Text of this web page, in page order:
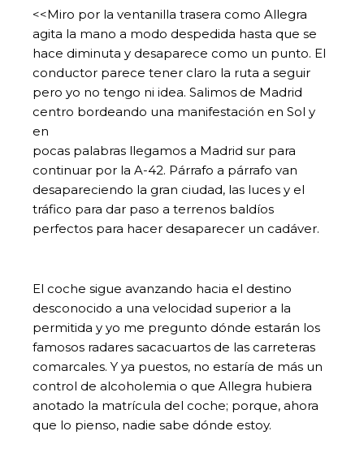
<<Miro por la ventanilla trasera como Allegra
agita la mano a modo despedida hasta que se
hace diminuta y desaparece como un punto. El
conductor parece tener claro la ruta a seguir
pero yo no tengo ni idea. Salimos de Madrid
centro bordeando una manifestación en Sol y
en
pocas palabras llegamos a Madrid sur para
continuar por la A-42. Párrafo a párrafo van
desapareciendo la gran ciudad, las luces y el
tráfico para dar paso a terrenos baldíos
perfectos para hacer desaparecer un cadáver.
El coche sigue avanzando hacia el destino
desconocido a una velocidad superior a la
permitida y yo me pregunto dónde estarán los
famosos radares sacacuartos de las carreteras
comarcales. Y ya puestos, no estaría de más un
control de alcoholemia o que Allegra hubiera
anotado la matrícula del coche; porque, ahora
que lo pienso, nadie sabe dónde estoy.